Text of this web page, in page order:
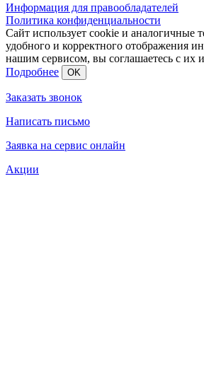
Информация для правообладателей
Политика конфиденциальности
Сайт использует cookie и аналогичные
удобного и корректного отображения
нашим сервисом, вы соглашаетесь с их
Подробнее
OK
Заказать звонок
Написать письмо
Заявка на сервис онлайн
Акции